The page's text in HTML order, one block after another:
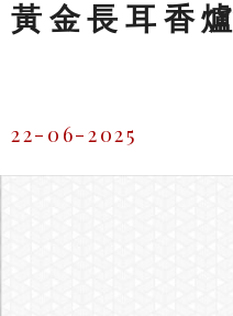
黃金長耳香爐
22-06-2025